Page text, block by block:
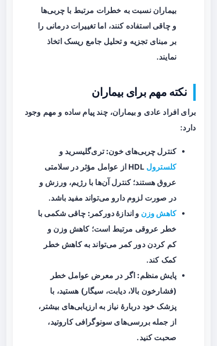
بیماران نسبت به خطرات مرتبط با چربی‌ها
و چاقی استفاده کنند، اما تغییرات درمانی را
بر مبنای تجزیه و تحلیل جامع ریسک اتخاذ
نمایند.
نکته مهم برای بیماران
برای افراد عادی و بیماران، چند پیام ساده و مهم وجود
دارد:
کنترل چربی‌های خون: تری‌گلیسرید و
کلسترول
HDL از عوامل مؤثر در سلامتی
عروق هستند؛ کنترل آن‌ها با رژیم، ورزش و
در صورت لزوم دارو می‌تواند مفید باشد.
کاهش وزن و اندازهٔ دورکمر: چاقی شکمی با
خطر عروقی مرتبط است؛ کاهش وزن و
کم کردن دور کمر می‌تواند به کاهش خطر
کمک کند.
پایش منظم: اگر در معرض عوامل خطر
(فشارخون بالا، دیابت، سیگار) هستید، با
پزشک خود دربارهٔ نیاز به ارزیابی‌های بیشتر،
از جمله بررسی‌های سونوگرافی کاروتید،
صحبت کنید.